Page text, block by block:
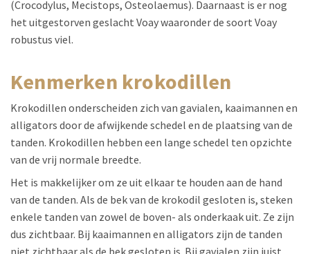
(Crocodylus, Mecistops, Osteolaemus). Daarnaast is er nog
het uitgestorven geslacht Voay waaronder de soort Voay
robustus viel.
kenmerken krokodillen
Krokodillen onderscheiden zich van gavialen, kaaimannen en
alligators door de afwijkende schedel en de plaatsing van de
tanden. Krokodillen hebben een lange schedel ten opzichte
van de vrij normale breedte.
Het is makkelijker om ze uit elkaar te houden aan de hand
van de tanden. Als de bek van de krokodil gesloten is, steken
enkele tanden van zowel de boven- als onderkaak uit. Ze zijn
dus zichtbaar. Bij kaaimannen en alligators zijn de tanden
niet zichtbaar als de bek gesloten is. Bij gavialen zijn juist